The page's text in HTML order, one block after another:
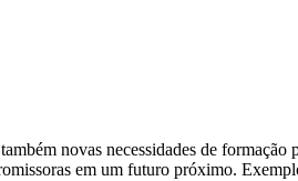
novas necessidades de
em um futuro próximo.